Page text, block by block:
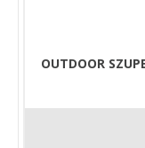
OUTDOOR